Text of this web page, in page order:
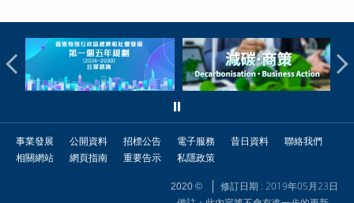
事業發展 公開資料 招標公告 電子服務 昔日資料
聯絡我們
相關網站
網頁指南 重要告示 私隱政策
2020 ©
修訂日期 : 2019年05月23日